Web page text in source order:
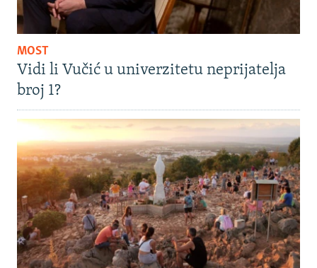
MOST
Vidi li Vučić u univerzitetu neprijatelja
broj 1?